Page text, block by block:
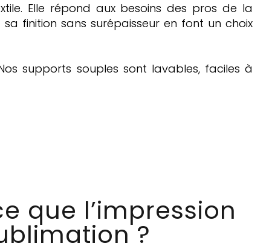
Elle répond aux besoins des pros de la
finition sans surépaisseur en font un choix
supports souples sont lavables, faciles à
que l’impression
?